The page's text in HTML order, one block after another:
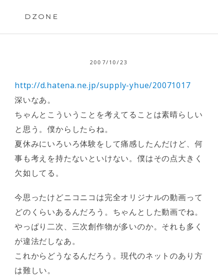
DZONE
2007/10/23
http://d.hatena.ne.jp/supply-yhue/20071017
深いなあ。
ちゃんとこういうことを考えてることは素晴らしい
と思う。僕からしたらね。
夏休みにいろいろ体験をして痛感したんだけど、何
事も考えを持たないといけない。僕はその点大きく
欠如してる。
今思ったけどニコニコは完全オリジナルの動画って
どのくらいあるんだろう。ちゃんとした動画でね。
やっぱり二次、三次創作物が多いのか。それも多く
が違法だしなあ。
これからどうなるんだろう。現代のネットのあり方
は難しい。